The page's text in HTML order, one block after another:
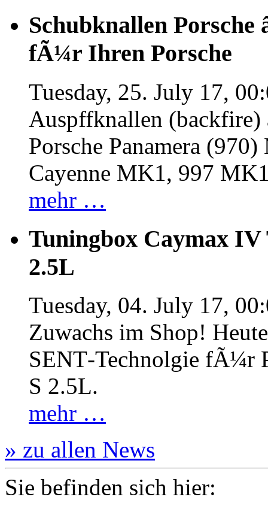
Schubknallen Porsche
fÃ¼r Ihren Porsche
Tuesday, 25. July 17,
Auspffknallen
Porsche Panamera
Cayenne MK1, 997
mehr …
Tuningbox Caymax IV
2.5L
Tuesday, 04. July 17,
Zuwachs im Shop!
SENT‐Technolgie fÃ¼r
S 2.5L.
mehr …
» zu allen News
Sie befinden sich hier: